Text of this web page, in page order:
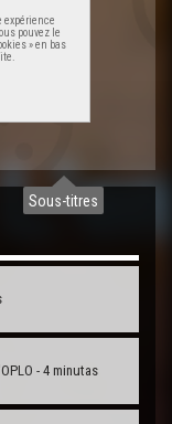
Sous-titres
expérience
pouvez le
» en bas
- 4 minutas